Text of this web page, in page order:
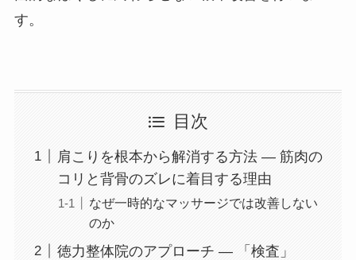
す。
目次
肩こりを根本から解消する方法 — 筋肉の
コリと背骨のズレに着目する理由
なぜ一時的なマッサージでは改善しない
のか
徳力整体院のアプローチ — 「検査」